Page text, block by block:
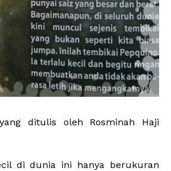
ditulis oleh Rosminah Haji
di dunia ini hanya berukuran